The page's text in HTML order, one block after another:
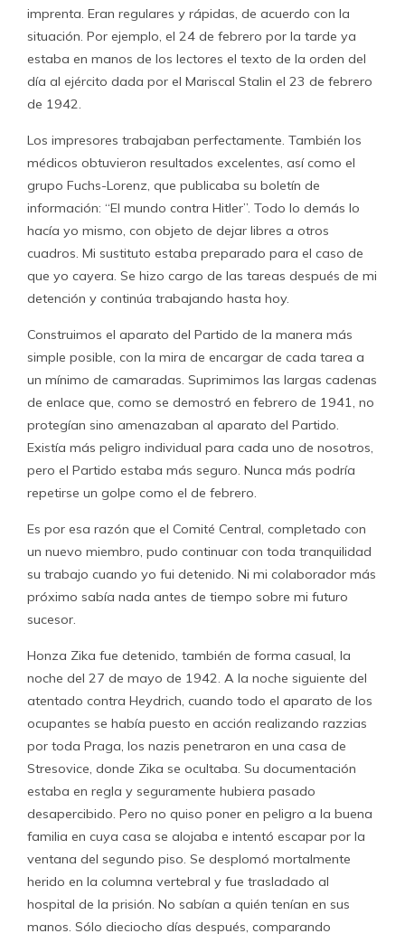
imprenta. Eran regulares y rápidas, de acuerdo con la
situación. Por ejemplo, el 24 de febrero por la tarde ya
estaba en manos de los lectores el texto de la orden del
día al ejército dada por el Mariscal Stalin el 23 de febrero
de 1942.
Los impresores trabajaban perfectamente. También los
médicos obtuvieron resultados excelentes, así como el
grupo Fuchs-Lorenz, que publicaba su boletín de
información: “El mundo contra Hitler”. Todo lo demás lo
hacía yo mismo, con objeto de dejar libres a otros
cuadros. Mi sustituto estaba preparado para el caso de
que yo cayera. Se hizo cargo de las tareas después de mi
detención y continúa trabajando hasta hoy.
Construimos el aparato del Partido de la manera más
simple posible, con la mira de encargar de cada tarea a
un mínimo de camaradas. Suprimimos las largas cadenas
de enlace que, como se demostró en febrero de 1941, no
protegían sino amenazaban al aparato del Partido.
Existía más peligro individual para cada uno de nosotros,
pero el Partido estaba más seguro. Nunca más podría
repetirse un golpe como el de febrero.
Es por esa razón que el Comité Central, completado con
un nuevo miembro, pudo continuar con toda tranquilidad
su trabajo cuando yo fui detenido. Ni mi colaborador más
próximo sabía nada antes de tiempo sobre mi futuro
sucesor.
Honza Zika fue detenido, también de forma casual, la
noche del 27 de mayo de 1942. A la noche siguiente del
atentado contra Heydrich, cuando todo el aparato de los
ocupantes se había puesto en acción realizando razzias
por toda Praga, los nazis penetraron en una casa de
Stresovice, donde Zika se ocultaba. Su documentación
estaba en regla y seguramente hubiera pasado
desapercibido. Pero no quiso poner en peligro a la buena
familia en cuya casa se alojaba e intentó escapar por la
ventana del segundo piso. Se desplomó mortalmente
herido en la columna vertebral y fue trasladado al
hospital de la prisión. No sabían a quién tenían en sus
manos. Sólo dieciocho días después, comparando